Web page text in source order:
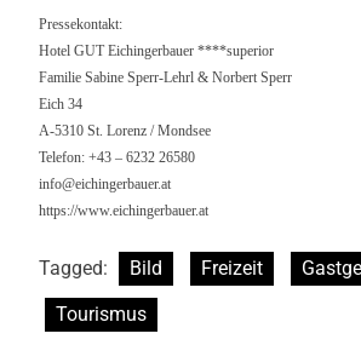
Pressekontakt:
Hotel GUT Eichingerbauer ****superior
Familie Sabine Sperr-Lehrl & Norbert Sperr
Eich 34
A-5310 St. Lorenz / Mondsee
Telefon: +43 – 6232 26580
info@eichingerbauer.at
https://www.eichingerbauer.at
Tagged: Bild Freizeit
Tourismus